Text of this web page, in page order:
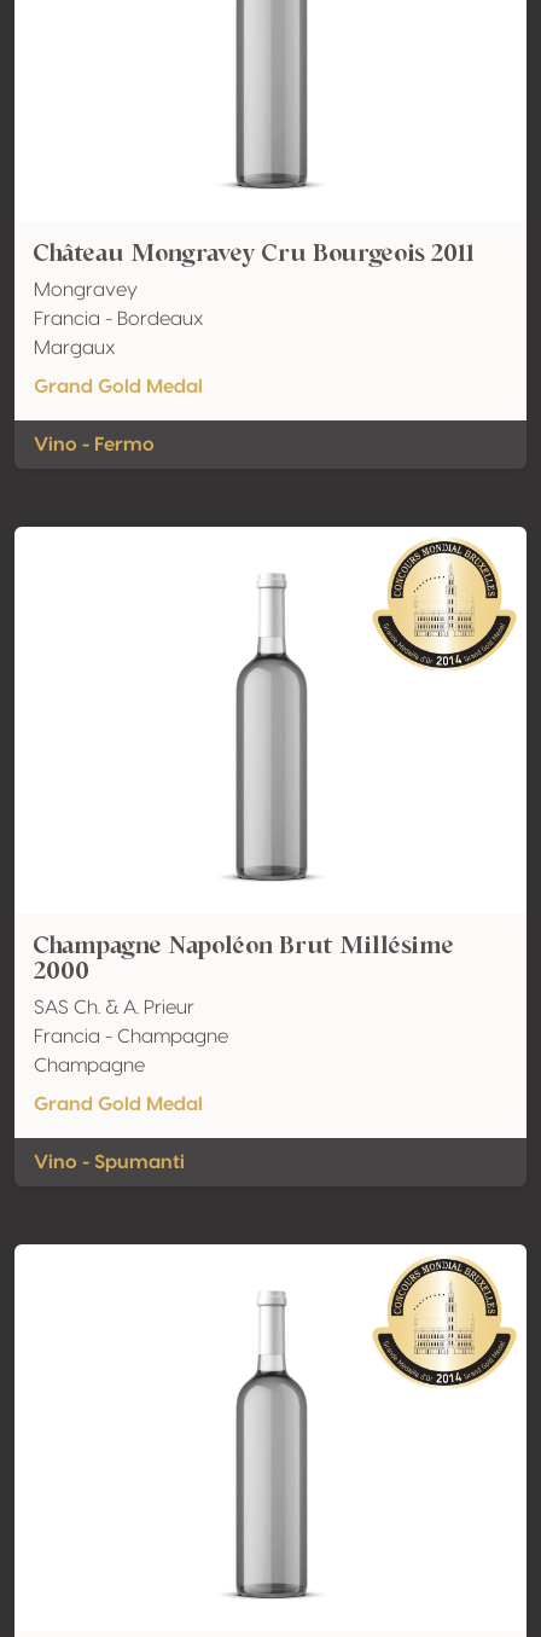
Château Mongravey Cru Bourgeois 2011
Mongravey
Francia - Bordeaux
Margaux
Grand Gold Medal
Vino - Fermo
Champagne Napoléon Brut Millésime
2000
SAS Ch. & A. Prieur
Francia - Champagne
Champagne
Grand Gold Medal
Vino - Spumanti